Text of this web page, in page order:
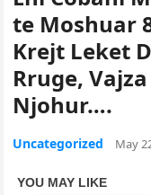
te Moshuar
Krejt Leket
Rruge,
Njohur….
Uncategorized May